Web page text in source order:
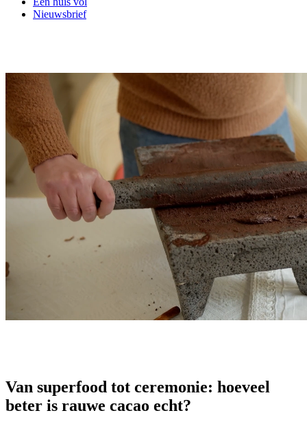
Nieuwsbrief
Van superfood tot ceremonie: hoeveel
beter is rauwe cacao echt?